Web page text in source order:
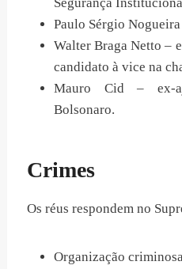
Paulo Sérgio
Walter Braga Netto –
candidato à vice na
Mauro Cid – ex-
Bolsonaro.
Crimes
Os réus respondem no
Organização